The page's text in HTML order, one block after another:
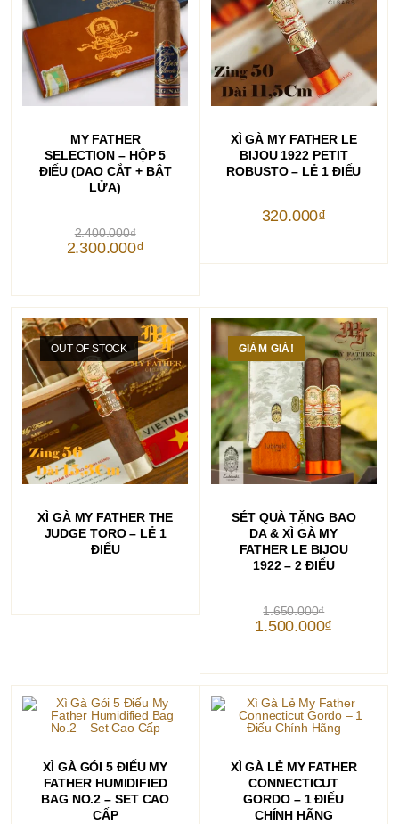
MY FATHER
SELECTION – HỘP 5
ĐIẾU (DAO CẮT + BẬT
LỬA)
2.400.000₫Giá
gốc
là:
2.400.000₫.
2.300.000₫Giá
2.300.000₫.
THÊM VÀO GIỎ HÀNG
XÌ GÀ MY FATHER LE
BIJOU 1922 PETIT
ROBUSTO – LẺ 1 ĐIẾU
320.000₫
OUT OF STOCK
XÌ GÀ MY FATHER THE
JUDGE TORO – LẺ 1
ĐIẾU
GIẢM GIÁ!
THÊM VÀO GIỎ HÀNG
SÉT QUÀ TẶNG BAO
DA & XÌ GÀ MY
FATHER LE BIJOU
1922 – 2 ĐIẾU
1.650.000₫
gốc
là:
1.500.000₫
1.500.000₫.
THÊM VÀO GIỎ HÀNG
XÌ GÀ GÓI 5 ĐIẾU MY
FATHER HUMIDIFIED
BAG NO.2 – SET CAO
CẤP
THÊM VÀO GIỎ HÀNG
XÌ GÀ LẺ MY FATHER
CONNECTICUT
GORDO – 1 ĐIẾU
CHÍNH HÃNG